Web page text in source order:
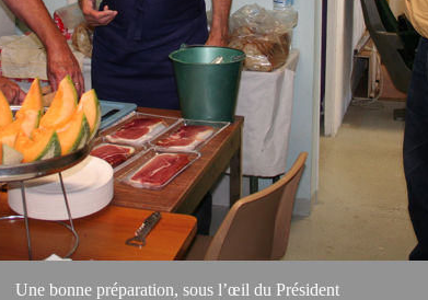
Une bonne préparation, sous l’œil du Président